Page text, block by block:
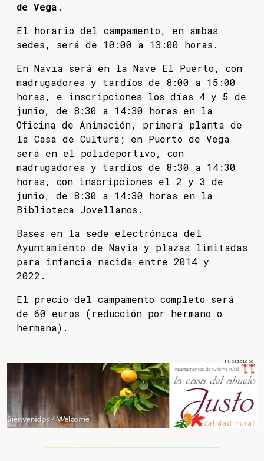
de Vega .
El horario del campamento, en ambas
sedes, será de 10:00 a 13:00 horas.
En Navia será en la Nave El Puerto, con
madrugadores y tardíos de 8:00 a 15:00
horas, e inscripciones los días 4 y 5 de
junio, de 8:30 a 14:30 horas en la
Oficina de Animación, primera planta de
la Casa de Cultura; en Puerto de Vega
será en el polideportivo, con
madrugadores y tardíos de 8:30 a 14:30
horas, con inscripciones el 2 y 3 de
junio, de 8:30 a 14:30 horas en la
Biblioteca Jovellanos.
Bases en la sede electrónica del
Ayuntamiento de Navia y plazas limitadas
para infancia nacida entre 2014 y
2022.
El precio del campamento completo será
de 60 euros (reducción por hermano o
hermana).